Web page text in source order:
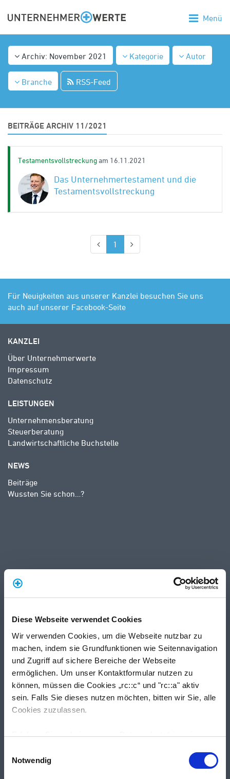
Diese Webseite verwendet Cookies
Wir verwenden Cookies, um die Webseite nutzbar zu
machen, indem sie Grundfunktionen wie Seitennavigation
und Zugriff auf sichere Bereiche der Webseite
ermöglichen. Um unser Kontaktformular nutzen zu
können, müssen die Cookies „rc::c“ und "rc::a" aktiv
sein. Falls Sie dieses nutzen möchten, bitten wir Sie, alle
Cookies zuzulassen.
Erfahren Sie mehr in unserenDatenschutzhinweisen.
Notwendig
Menü
Archiv: November 2021 Kategorie Autor
Branche RSS-Feed
BEITRÄGE ARCHIV 11/2021
Testamentsvollstreckung am 16.11.2021
Das Unternehmertestament und die
Testamentsvollstreckung
1 (aktuell)
Für Neuigkeiten aus unserer Kanzlei besuchen Sie uns
auch auf unserer Facebook-Seite
KANZLEI
Über Unternehmerwerte
Impressum
Datenschutz
LEISTUNGEN
Unternehmensberatung
Steuerberatung
Landwirtschaftliche Buchstelle
NEWS
Beiträge
Wussten Sie schon…?